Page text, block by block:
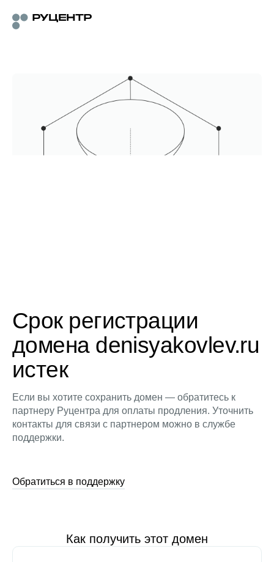
Срок регистрации
домена denisyakovlev.ru
истек
Если вы хотите сохранить домен — обратитесь к
партнеру Руцентра для оплаты продления. Уточнить
контакты для связи с партнером можно в службе
поддержки.
Обратиться в поддержку
Как получить этот домен